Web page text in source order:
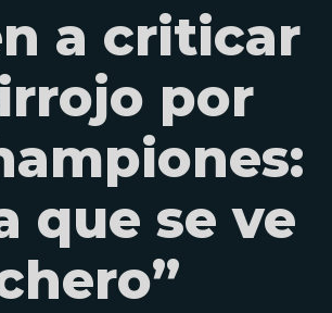
a criticar
por
que se ve